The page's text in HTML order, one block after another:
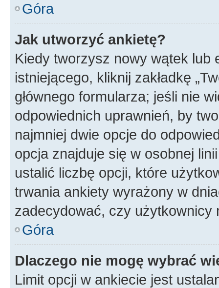
Góra
Jak utworzyć ankietę?
Kiedy tworzysz nowy wątek lub
istniejącego, kliknij zakładkę
głównego formularza; jeśli nie
odpowiednich uprawnień, by
najmniej dwie opcje do
opcja znajduje się w osobnej
ustalić liczbę opcji, które
trwania ankiety wyrażony w
zadecydować, czy użytkownicy
Góra
Dlaczego nie mogę wybrać
Limit opcji w ankiecie jest